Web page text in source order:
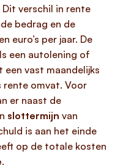
verschil in rente
bedrag en de
euro’s per jaar. De
een autolening of
vast maandelijks
rente omvat. Voor
er naast de
slottermijn van
is aan het einde
op de totale kosten
.